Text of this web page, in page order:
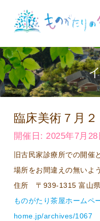
臨床美術７月
開催日: 2025年7月28
旧古民家診療所での開催
場所をお間違えの無いよ
住所 〒939-1315 富山
ものがたり茶屋ホーム
home.jp/archives/1067